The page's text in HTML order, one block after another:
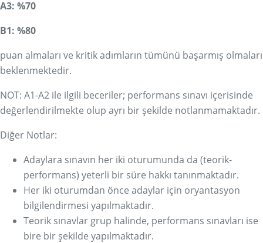
A3: %70
B1: %80
puan almaları ve kritik adımların tümünü başarmış olmaları
beklenmektedir.
NOT: A1-A2 ile ilgili beceriler; performans sınavı içerisinde
değerlendirilmekte olup ayrı bir şekilde notlanmamaktadır.
Diğer Notlar:
Adaylara sınavın her iki oturumunda da (teorik-
performans) yeterli bir süre hakkı tanınmaktadır.
Her iki oturumdan önce adaylar için oryantasyon
bilgilendirmesi yapılmaktadır.
Teorik sınavlar grup halinde, performans sınavları ise
bire bir şekilde yapılmaktadır.